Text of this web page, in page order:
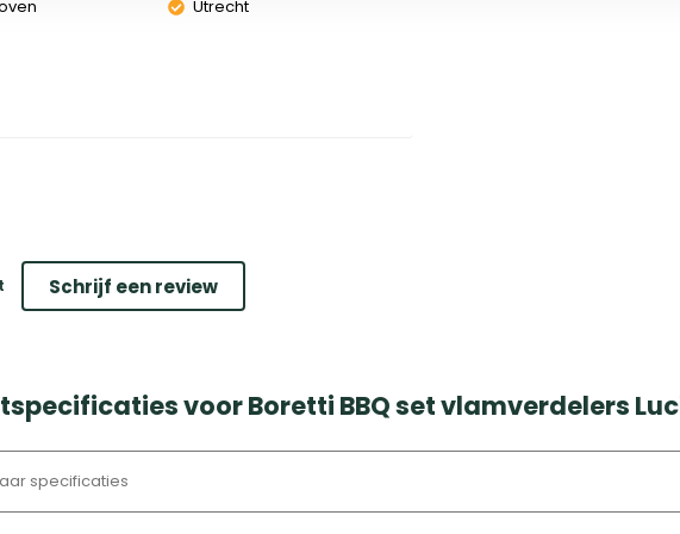
Utrecht
Schrijf een review
voor Boretti BBQ set vlamverdelers